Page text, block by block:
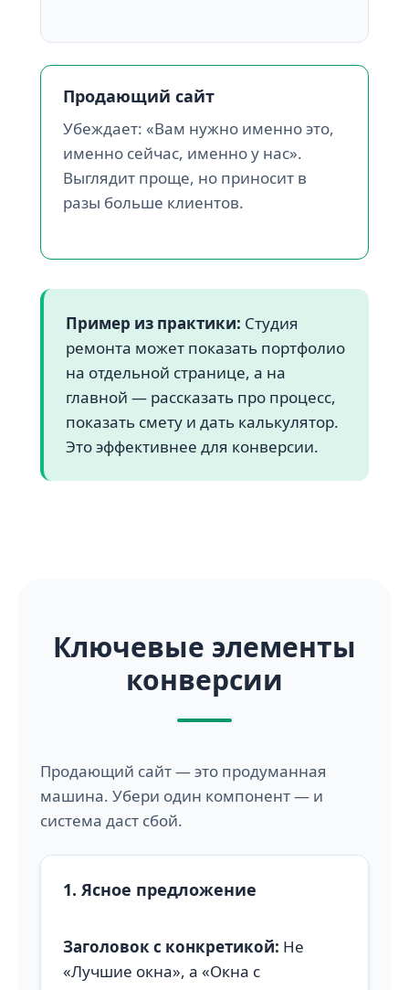
Продающий сайт
Убеждает: «Вам нужно именно это,
именно сейчас, именно у нас».
Выглядит проще, но приносит в
разы больше клиентов.
Пример из практики: Студия
ремонта может показать портфолио
на отдельной странице, а на
главной — рассказать про процесс,
показать смету и дать калькулятор.
Это эффективнее для конверсии.
Ключевые элементы
конверсии
Продающий сайт — это продуманная
машина. Убери один компонент — и
система даст сбой.
1. Ясное предложение
Заголовок с конкретикой: Не
«Лучшие окна», а «Окна с